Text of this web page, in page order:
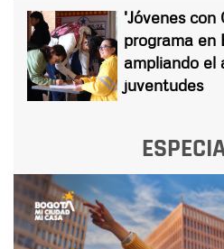
'Jóvenes con
programa en
ampliando el
juventudes